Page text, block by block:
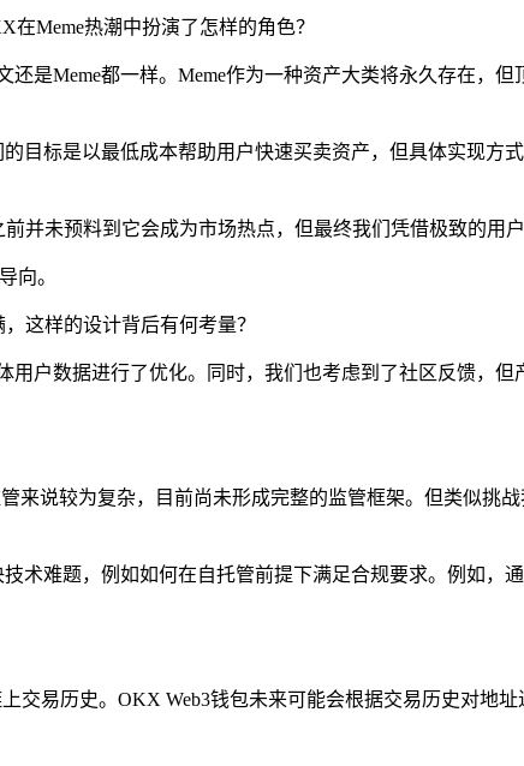
Meme热潮中扮演了怎样的角色？
是Meme都一样。Meme作为一种资产大类将永久存在，但
目标是以最低成本帮助用户快速买卖资产，但具体实现方
并未预料到它会成为市场热点，但最终我们凭借极致的用
向。
这样的设计背后有何考量？
户数据进行了优化。同时，我们也考虑到了社区反馈，
来说较为复杂，目前尚未形成完整的监管框架。但类似挑
术难题，例如如何在自托管前提下满足合规要求。例如，
易历史。OKX Web3钱包未来可能会根据交易历史对地址